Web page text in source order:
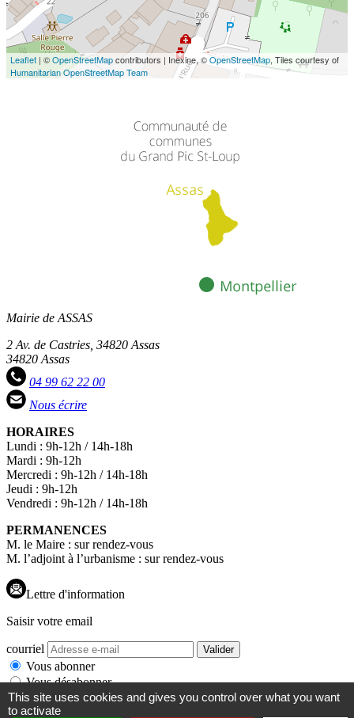
Leaflet | ©OpenStreetMapcontributors | Inexine, ©OpenStreetMap, Tiles courtesy of
Humanitarian OpenStreetMap Team
Mairie de ASSAS
2 Av. de Castries, 34820 Assas
34820 Assas
04 99 62 22 00
Nous écrire
HORAIRES
Lundi : 9h-12h / 14h-18h
Mardi : 9h-12h
Mercredi : 9h-12h / 14h-18h
Jeudi : 9h-12h
Vendredi : 9h-12h / 14h-18h
PERMANENCES
M. le Maire : sur rendez-vous
M. l’adjoint à l’urbanisme : sur rendez-vous
Lettre d'information
Saisir votre email
courriel Valider
Vous abonner
Vous désabonner
Gestion des cookies Mentions légales Accessibilités Plan du site
Contribuer
This site uses cookies and gives you control over what you want
to activate